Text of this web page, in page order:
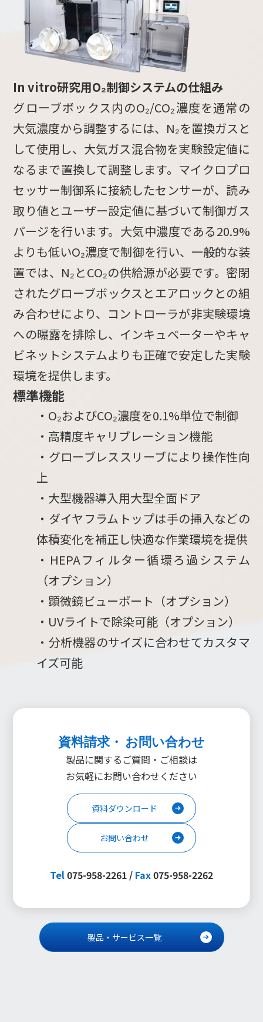
In vitro研究用O₂制御システムの仕組み
グローブボックス内のO₂/CO₂濃度を通常の
大気濃度から調整するには、N₂を置換ガスと
して使用し、大気ガス混合物を実験設定値に
なるまで置換して調整します。マイクロプロ
セッサー制御系に接続したセンサーが、読み
取り値とユーザー設定値に基づいて制御ガス
パージを行います。大気中濃度である20.9%
よりも低いO₂濃度で制御を行い、一般的な装
置では、N₂とCO₂の供給源が必要です。密閉
されたグローブボックスとエアロックとの組
み合わせにより、コントローラが非実験環境
への曝露を排除し、インキュベーターやキャ
ビネットシステムよりも正確で安定した実験
環境を提供します。
標準機能
・O₂およびCO₂濃度を0.1%単位で制御
・高精度キャリブレーション機能
・グローブレススリーブにより操作性向
上
・大型機器導入用大型全面ドア
・ダイヤフラムトップは手の挿入などの
体積変化を補正し快適な作業環境を提供
・HEPAフィルター循環ろ過システム
（オプション）
・顕微鏡ビューポート（オプション）
・UVライトで除染可能（オプション）
・分析機器のサイズに合わせてカスタマ
イズ可能
資料請求・ お問い合わせ
製品に関するご質問・ご相談は
お気軽にお問い合わせください
資料ダウンロード
お問い合わせ
Tel075-958-2261 / Fax075-958-2262
製品・サービス一覧